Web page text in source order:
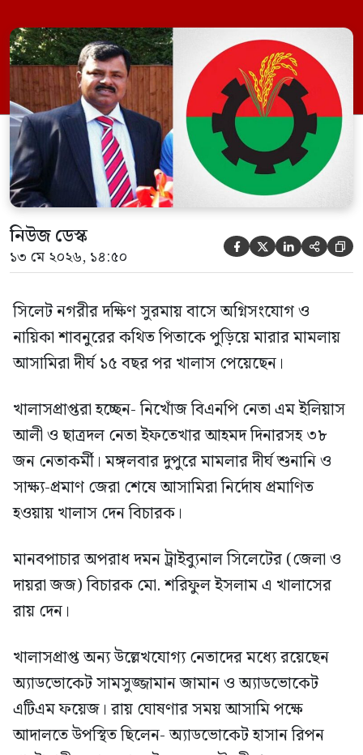
ইফতেখার আহমদ দিনারসহ ৩৮ জন নেতাকর্মী।
মঙ্গলবার দুপুরে মামলার দীর্ঘ শুনানি ও সাক্ষ্য-
প্রমাণ জেরা শেষে আসামিরা নির্দোষ প্রমাণিত
হওয়ায় খালাস দেন বিচারক। মানবপাচার […]
নিউজ ডেস্ক
১৩ মে ২০২৬, ১৪:৫০     
সিলেট নগরীর দক্ষিণ সুরমায় বাসে অগ্নিসংযোগ ও
নায়িকা শাবনুরের কথিত পিতাকে পুড়িয়ে মারার মামলায়
আসামিরা দীর্ঘ ১৫ বছর পর খালাস পেয়েছেন।
খালাসপ্রাপ্তরা হচ্ছেন- নিখোঁজ বিএনপি নেতা এম ইলিয়াস
আলী ও ছাত্রদল নেতা ইফতেখার আহমদ দিনারসহ ৩৮
জন নেতাকর্মী। মঙ্গলবার দুপুরে মামলার দীর্ঘ শুনানি ও
সাক্ষ্য-প্রমাণ জেরা শেষে আসামিরা নির্দোষ প্রমাণিত
হওয়ায় খালাস দেন বিচারক।
মানবপাচার অপরাধ দমন ট্রাইব্যুনাল সিলেটের (জেলা ও
দায়রা জজ) বিচারক মো. শরিফুল ইসলাম এ খালাসের
রায় দেন।
খালাসপ্রাপ্ত অন্য উল্লেখযোগ্য নেতাদের মধ্যে রয়েছেন
অ্যাডভোকেট সামসুজ্জামান জামান ও অ্যাডভোকেট
এটিএম ফয়েজ। রায় ঘোষণার সময় আসামি পক্ষে
আদালতে উপস্থিত ছিলেন- অ্যাডভোকেট হাসান রিপন